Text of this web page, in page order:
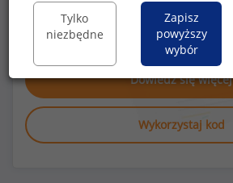
trade marketingu lub na innych
stanowiskach?
Dowiedz się więcej
Wykorzystaj kod
Tylko
niezbędne
Zapisz
powyższy
wybór